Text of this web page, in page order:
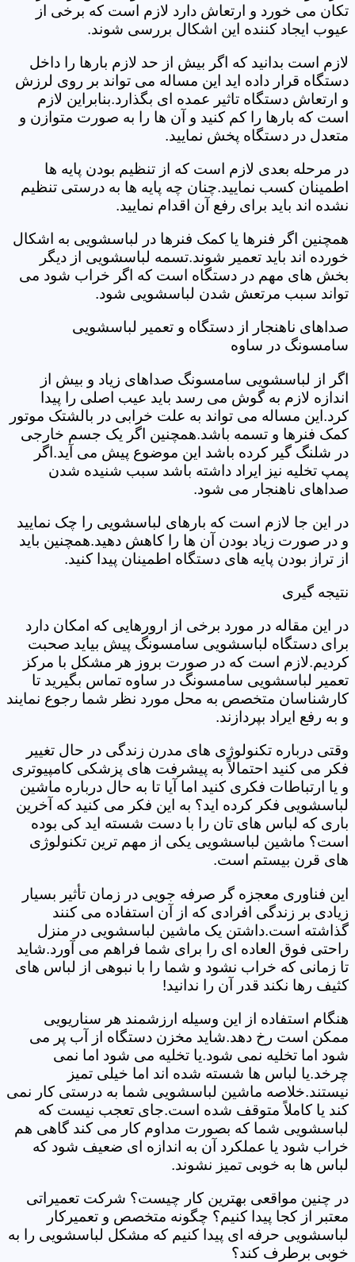
تکان می خورد و ارتعاش دارد لازم است که برخی از
عیوب ایجاد کننده این اشکال بررسی شوند.
لازم است بدانید که اگر بیش از حد لازم بارها را داخل
دستگاه قرار داده اید این مساله می تواند بر روی لرزش
و ارتعاش دستگاه تاثیر عمده ای بگذارد.بنابراین لازم
است که بارها را کم کنید و آن ها را به صورت متوازن و
متعدل در دستگاه پخش نمایید.
در مرحله بعدی لازم است که از تنظیم بودن پایه ها
اطمینان کسب نمایید.چنان چه پایه ها به درستی تنظیم
نشده اند باید برای رفع آن اقدام نمایید.
همچنین اگر فنرها یا کمک فنرها در لباسشویی به اشکال
خورده اند باید تعمیر شوند.تسمه لباسشویی از دیگر
بخش های مهم در دستگاه است که اگر خراب شود می
تواند سبب مرتعش شدن لباسشویی شود.
صداهای ناهنجار از دستگاه و تعمیر لباسشویی
سامسونگ در ساوه
اگر از لباسشویی سامسونگ صداهای زیاد و بیش از
اندازه لازم به گوش می رسد باید عیب اصلی را پیدا
کرد.این مساله می تواند به علت خرابی در بالشتک موتور
کمک فنرها و تسمه باشد.همچنین اگر یک جسم خارجی
در شلنگ گیر کرده باشد این موضوع پیش می آید.اگر
پمپ تخلیه نیز ایراد داشته باشد سبب شنیده شدن
صداهای ناهنجار می شود.
در این جا لازم است که بارهای لباسشویی را چک نمایید
و در صورت زیاد بودن آن ها را کاهش دهید.همچنین باید
از تراز بودن پایه های دستگاه اطمینان پیدا کنید.
نتیجه گیری
در این مقاله در مورد برخی از ارورهایی که امکان دارد
برای دستگاه لباسشویی سامسونگ پیش بیاید صحبت
کردیم.لازم است که در صورت بروز هر مشکل با مرکز
تعمیر لباسشویی سامسونگ در ساوه تماس بگیرید تا
کارشناسان متخصص به محل مورد نظر شما رجوع نمایند
و به رفع ایراد بپردازند.
وقتی درباره تکنولوژی های مدرن زندگی در حال تغییر
فکر می کنید احتمالاً به پیشرفت های پزشکی کامپیوتری
و یا ارتباطات فکری کنید اما آیا تا به حال درباره ماشین
لباسشویی فکر کرده اید؟ به این فکر می کنید که آخرین
باری که لباس های تان را با دست شسته اید کی بوده
است؟ ماشین لباسشویی یکی از مهم ترین تکنولوژی
های قرن بیستم است.
این فناوری معجزه گر صرفه جویی در زمان تأثیر بسیار
زیادی بر زندگی افرادی که از آن استفاده می کنند
گذاشته است.داشتن یک ماشین لباسشویی در منزل
راحتی فوق العاده ای را برای شما فراهم می آورد.شاید
تا زمانی که خراب نشود و شما را با نبوهی از لباس های
کثیف رها نکند قدر آن را ندانید!
هنگام استفاده از این وسیله ارزشمند هر سناریویی
ممکن است رخ دهد.شاید مخزن دستگاه از آب پر می
شود اما تخلیه نمی شود.یا تخلیه می شود اما نمی
چرخد.یا لباس ها شسته شده اند اما خیلی تمیز
نیستند.خلاصه ماشین لباسشویی شما به درستی کار نمی
کند یا کاملاً متوقف شده است.جای تعجب نیست که
لباسشویی شما که بصورت مداوم کار می کند گاهی هم
خراب شود یا عملکرد آن به اندازه ای ضعیف شود که
لباس ها به خوبی تمیز نشوند.
در چنین مواقعی بهترین کار چیست؟ شرکت تعمیراتی
معتبر از کجا پیدا کنیم؟ چگونه متخصص و تعمیرکار
لباسشویی حرفه ای پیدا کنیم که مشکل لباسشویی را به
خوبی برطرف کند؟